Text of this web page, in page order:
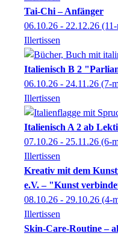
Tai-Chi – Anfänger
06.10.26 - 22.12.26
Illertissen
Italienisch B 2
06.10.26 - 24.11.26 (7-
Illertissen
Italienisch A 2 ab
07.10.26 - 25.11.26 (6-
Illertissen
Kreativ mit dem
e.V. – "Kunst
08.10.26 - 29.10.26 (4-
Illertissen
Skin-Care-Routine –